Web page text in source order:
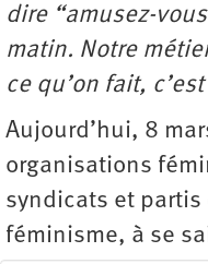
dire “amusez-
matin. Notre
ce qu’on fait,
Aujourd’hui, 8
organisations
syndicats et
féminisme, à se